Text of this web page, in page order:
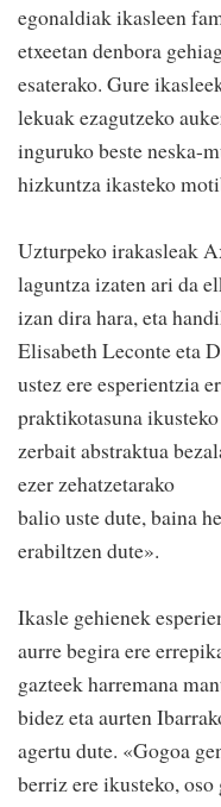
egonaldiak ikasleen
etxeetan denbora
esaterako. Gure
lekuak ezagutzeko
inguruko beste neska-
hizkuntza ikasteko
Uzturpeko irakasleak
laguntza izaten ari da
izan dira hara, eta
Elisabeth Leconte eta
ustez ere esperientzia
praktikotasuna
zerbait abstraktua
ezer zehatzetarako
balio uste dute, baina
erabiltzen dute».
Ikasle gehienek
aurre begira ere
gazteek harremana
bidez eta aurten
agertu dute. «Gogoa
berriz ere ikusteko, oso